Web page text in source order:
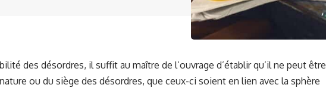
des désordres, il suffit au maître de l’ouvrage d’établir qu’il ne peut être
ou du siège des désordres, que ceux-ci soient en lien avec la sphère